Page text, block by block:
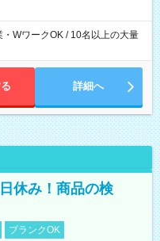
WワークOK / 10名以上の大量
詳細へ
休み！商品の検
ブランクOK